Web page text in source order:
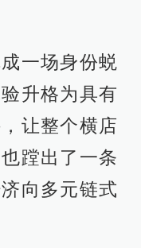
一场身份蜕
升格为具有
让整个横店
蹚出了一条
向多元链式